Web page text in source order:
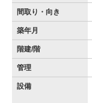
間取り・向き
築年月
階建/階
管理
設備